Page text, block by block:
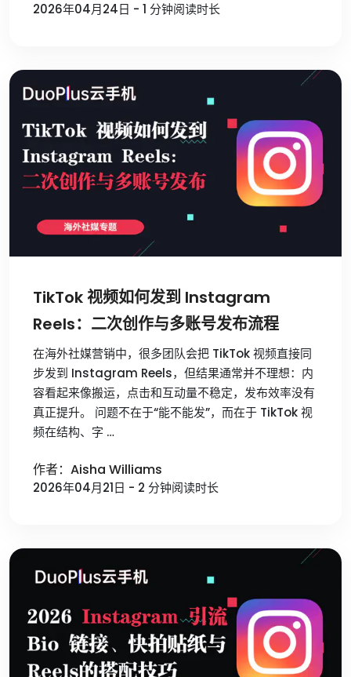
2026年04月24日 - 1 分钟阅读时长
TikTok 视频如何发到 Instagram
Reels：二次创作与多账号发布流程
在海外社媒营销中，很多团队会把 TikTok 视频直接同
步发到 Instagram Reels，但结果通常并不理想：内
容看起来像搬运，点击和互动量不稳定，发布效率没有
真正提升。 问题不在于“能不能发”，而在于 TikTok 视
频在结构、字 …
作者：Aisha Williams
2026年04月21日 - 2 分钟阅读时长